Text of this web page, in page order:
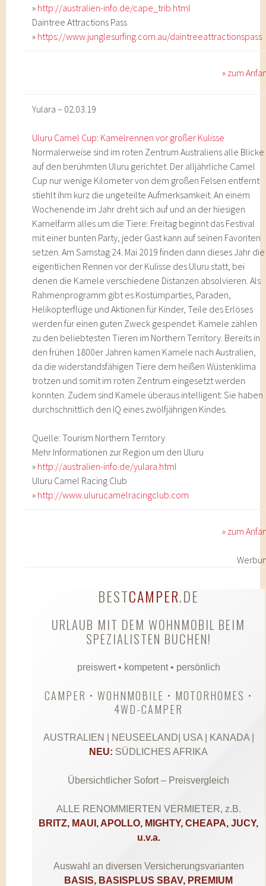
» http://australien-info.de/cape_trib.html
Daintree Attractions Pass
» https://www.junglesurfing.com.au/daintreeattractionspass
» zum
Yulara – 02.03.19
Uluru Camel Cup: Kamelrennen vor großer Kulisse
Normalerweise sind im roten Zentrum Australiens alle Blicke
auf den berühmten Uluru gerichtet. Der alljährliche Camel
Cup nur wenige Kilometer von dem großen Felsen entfernt
stiehlt ihm kurz die ungeteilte Aufmerksamkeit. An einem
Wochenende im Jahr dreht sich auf und an der hiesigen
Kamelfarm alles um die Tiere: Freitag beginnt das Festival
mit einer bunten Party, jeder Gast kann auf seinen Favoriten
setzen. Am Samstag 24. Mai 2019 finden dann dieses Jahr die
eigentlichen Rennen vor der Kulisse des Uluru statt, bei
denen die Kamele verschiedene Distanzen absolvieren. Als
Rahmenprogramm gibt es Kostümparties, Paraden,
Helikopterflüge und Aktionen für Kinder, Teile des Erlöses
werden für einen guten Zweck gespendet. Kamele zählen
zu den beliebtesten Tieren im Northern Territory. Bereits in
den frühen 1800er Jahren kamen Kamele nach Australien,
da die widerstandsfähigen Tiere dem heißen Wüstenklima
trotzen und somit im roten Zentrum eingesetzt werden
konnten. Zudem sind Kamele überaus intelligent: Sie haben
durchschnittlich den IQ eines zwölfjährigen Kindes.
Quelle: Tourism Northern Territory
Mehr Informationen zur Region um den Uluru
» http://australien-info.de/yulara.html
Uluru Camel Racing Club
» http://www.ulurucamelracingclub.com
» zum
BESTCAMPER.DE
URLAUB MIT DEM WOHNMOBIL BEIM
SPEZIALISTEN BUCHEN!
preiswert • kompetent • persönlich
CAMPER • WOHNMOBILE • MOTORHOMES •
4WD-CAMPER
AUSTRALIEN | NEUSEELAND| USA | KANADA |
NEU: SÜDLICHES AFRIKA
Übersichtlicher Sofort – Preisvergleich
ALLE RENOMMIERTEN VERMIETER, z.B.
BRITZ, MAUI, APOLLO, MIGHTY, CHEAPA, JUCY,
u.v.a.
Auswahl an diversen Versicherungsvarianten
BASIS, BASISPLUS SBAV, PREMIUM